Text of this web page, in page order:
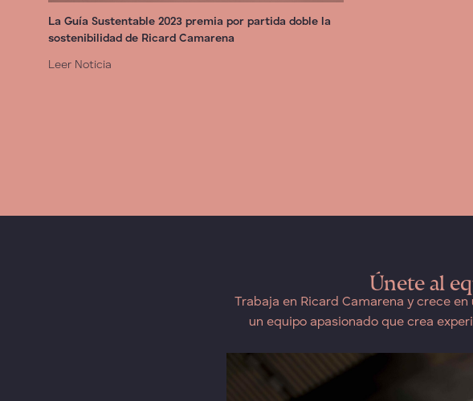
La Guía Sustentable 2023 premia por partida doble la
sostenibilidad de Ricard Camarena
Leer Noticia
Únete al
Trabaja en Ricard Camarena y crece
un equipo apasionado que crea